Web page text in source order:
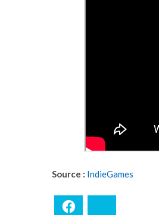
Source : IndieGames